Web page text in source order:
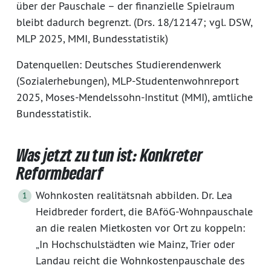
über der Pauschale – der finanzielle Spielraum
bleibt dadurch begrenzt. (Drs. 18/12147; vgl. DSW,
MLP 2025, MMI, Bundesstatistik)
Datenquellen: Deutsches Studierendenwerk
(Sozialerhebungen), MLP-Studentenwohnreport
2025, Moses-Mendelssohn-Institut (MMI), amtliche
Bundesstatistik.
Was jetzt zu tun ist: Konkreter
Reformbedarf
Wohnkosten realitätsnah abbilden. Dr. Lea
Heidbreder fordert, die BAföG-Wohnpauschale
an die realen Mietkosten vor Ort zu koppeln:
„In Hochschulstädten wie Mainz, Trier oder
Landau reicht die Wohnkostenpauschale des